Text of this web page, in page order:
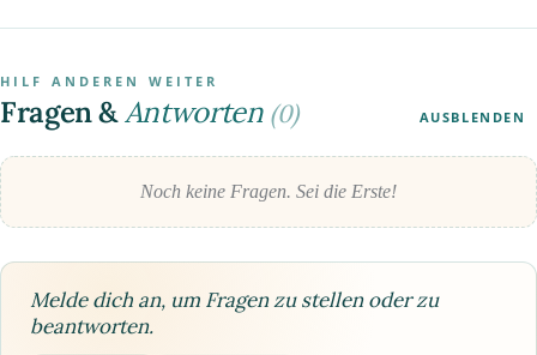
HILF ANDEREN WEITER
Fragen &Antworten (0) AUSBLENDEN
Noch keine Fragen. Sei die Erste!
Melde dich an, um Fragen zu stellen oder zu
beantworten.